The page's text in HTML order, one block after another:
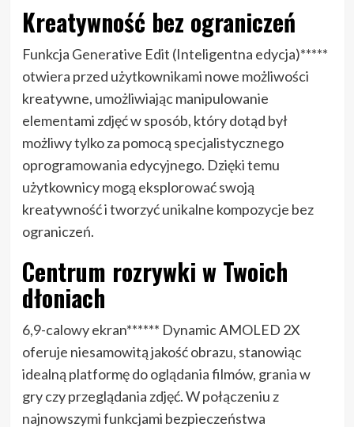
Kreatywność bez ograniczeń
Funkcja Generative Edit (Inteligentna edycja)*****
otwiera przed użytkownikami nowe możliwości
kreatywne, umożliwiając manipulowanie
elementami zdjęć w sposób, który dotąd był
możliwy tylko za pomocą specjalistycznego
oprogramowania edycyjnego. Dzięki temu
użytkownicy mogą eksplorować swoją
kreatywność i tworzyć unikalne kompozycje bez
ograniczeń.
Centrum rozrywki w Twoich
dłoniach
6,9-calowy ekran****** Dynamic AMOLED 2X
oferuje niesamowitą jakość obrazu, stanowiąc
idealną platformę do oglądania filmów, grania w
gry czy przeglądania zdjęć. W połączeniu z
najnowszymi funkcjami bezpieczeństwa